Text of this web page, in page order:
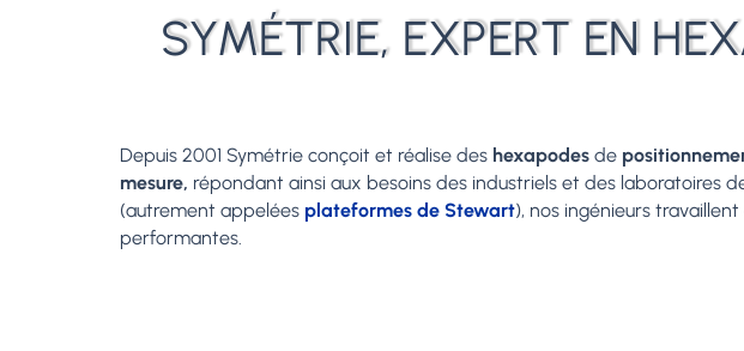
SYMÉTRIE, EXPERT EN
Depuis 2001 Symétrie conçoit et réalise des hexapodesde
mesure, répondant ainsi aux besoins des industriels et des laboratoires
(autrement appelées plateformes de Stewart), nos ingénieurs
performantes.